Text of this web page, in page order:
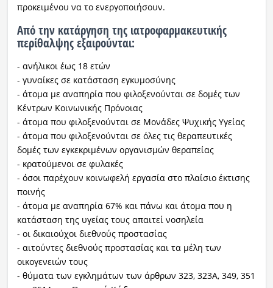
προκειμένου να το ενεργοποιήσουν.
Από την κατάργηση της ιατροφαρμακευτικής
περίθαλψης εξαιρούνται:
- ανήλικοι έως 18 ετών
- γυναίκες σε κατάσταση εγκυμοσύνης
- άτομα με αναπηρία που φιλοξενούνται σε δομές των
Κέντρων Κοινωνικής Πρόνοιας
- άτομα που φιλοξενούνται σε Μονάδες Ψυχικής Υγείας
- άτομα που φιλοξενούνται σε όλες τις θεραπευτικές
δομές των εγκεκριμένων οργανισμών θεραπείας
- κρατούμενοι σε φυλακές
- όσοι παρέχουν κοινωφελή εργασία στο πλαίσιο έκτισης
ποινής
- άτομα με αναπηρία 67% και πάνω και άτομα που η
κατάσταση της υγείας τους απαιτεί νοσηλεία
- οι δικαιούχοι διεθνούς προστασίας
- αιτούντες διεθνούς προστασίας και τα μέλη των
οικογενειών τους
- θύματα των εγκλημάτων των άρθρων 323, 323Α, 349, 351